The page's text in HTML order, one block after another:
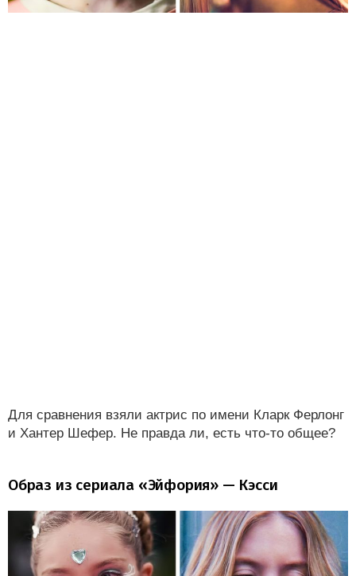
Для сравнения взяли актрис по имени Кларк Ферлонг
и Хантер Шефер. Не правда ли, есть что-то общее?
Образ из сериала «Эйфория» — Кэсси